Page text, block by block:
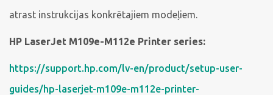
atrast instrukcijas konkrētajiem modeļiem.
HP LaserJet M109e-M112e Printer series:
https://support.hp.com/lv-en/product/setup-user-
guides/hp-laserjet-m109e-m112e-printer-